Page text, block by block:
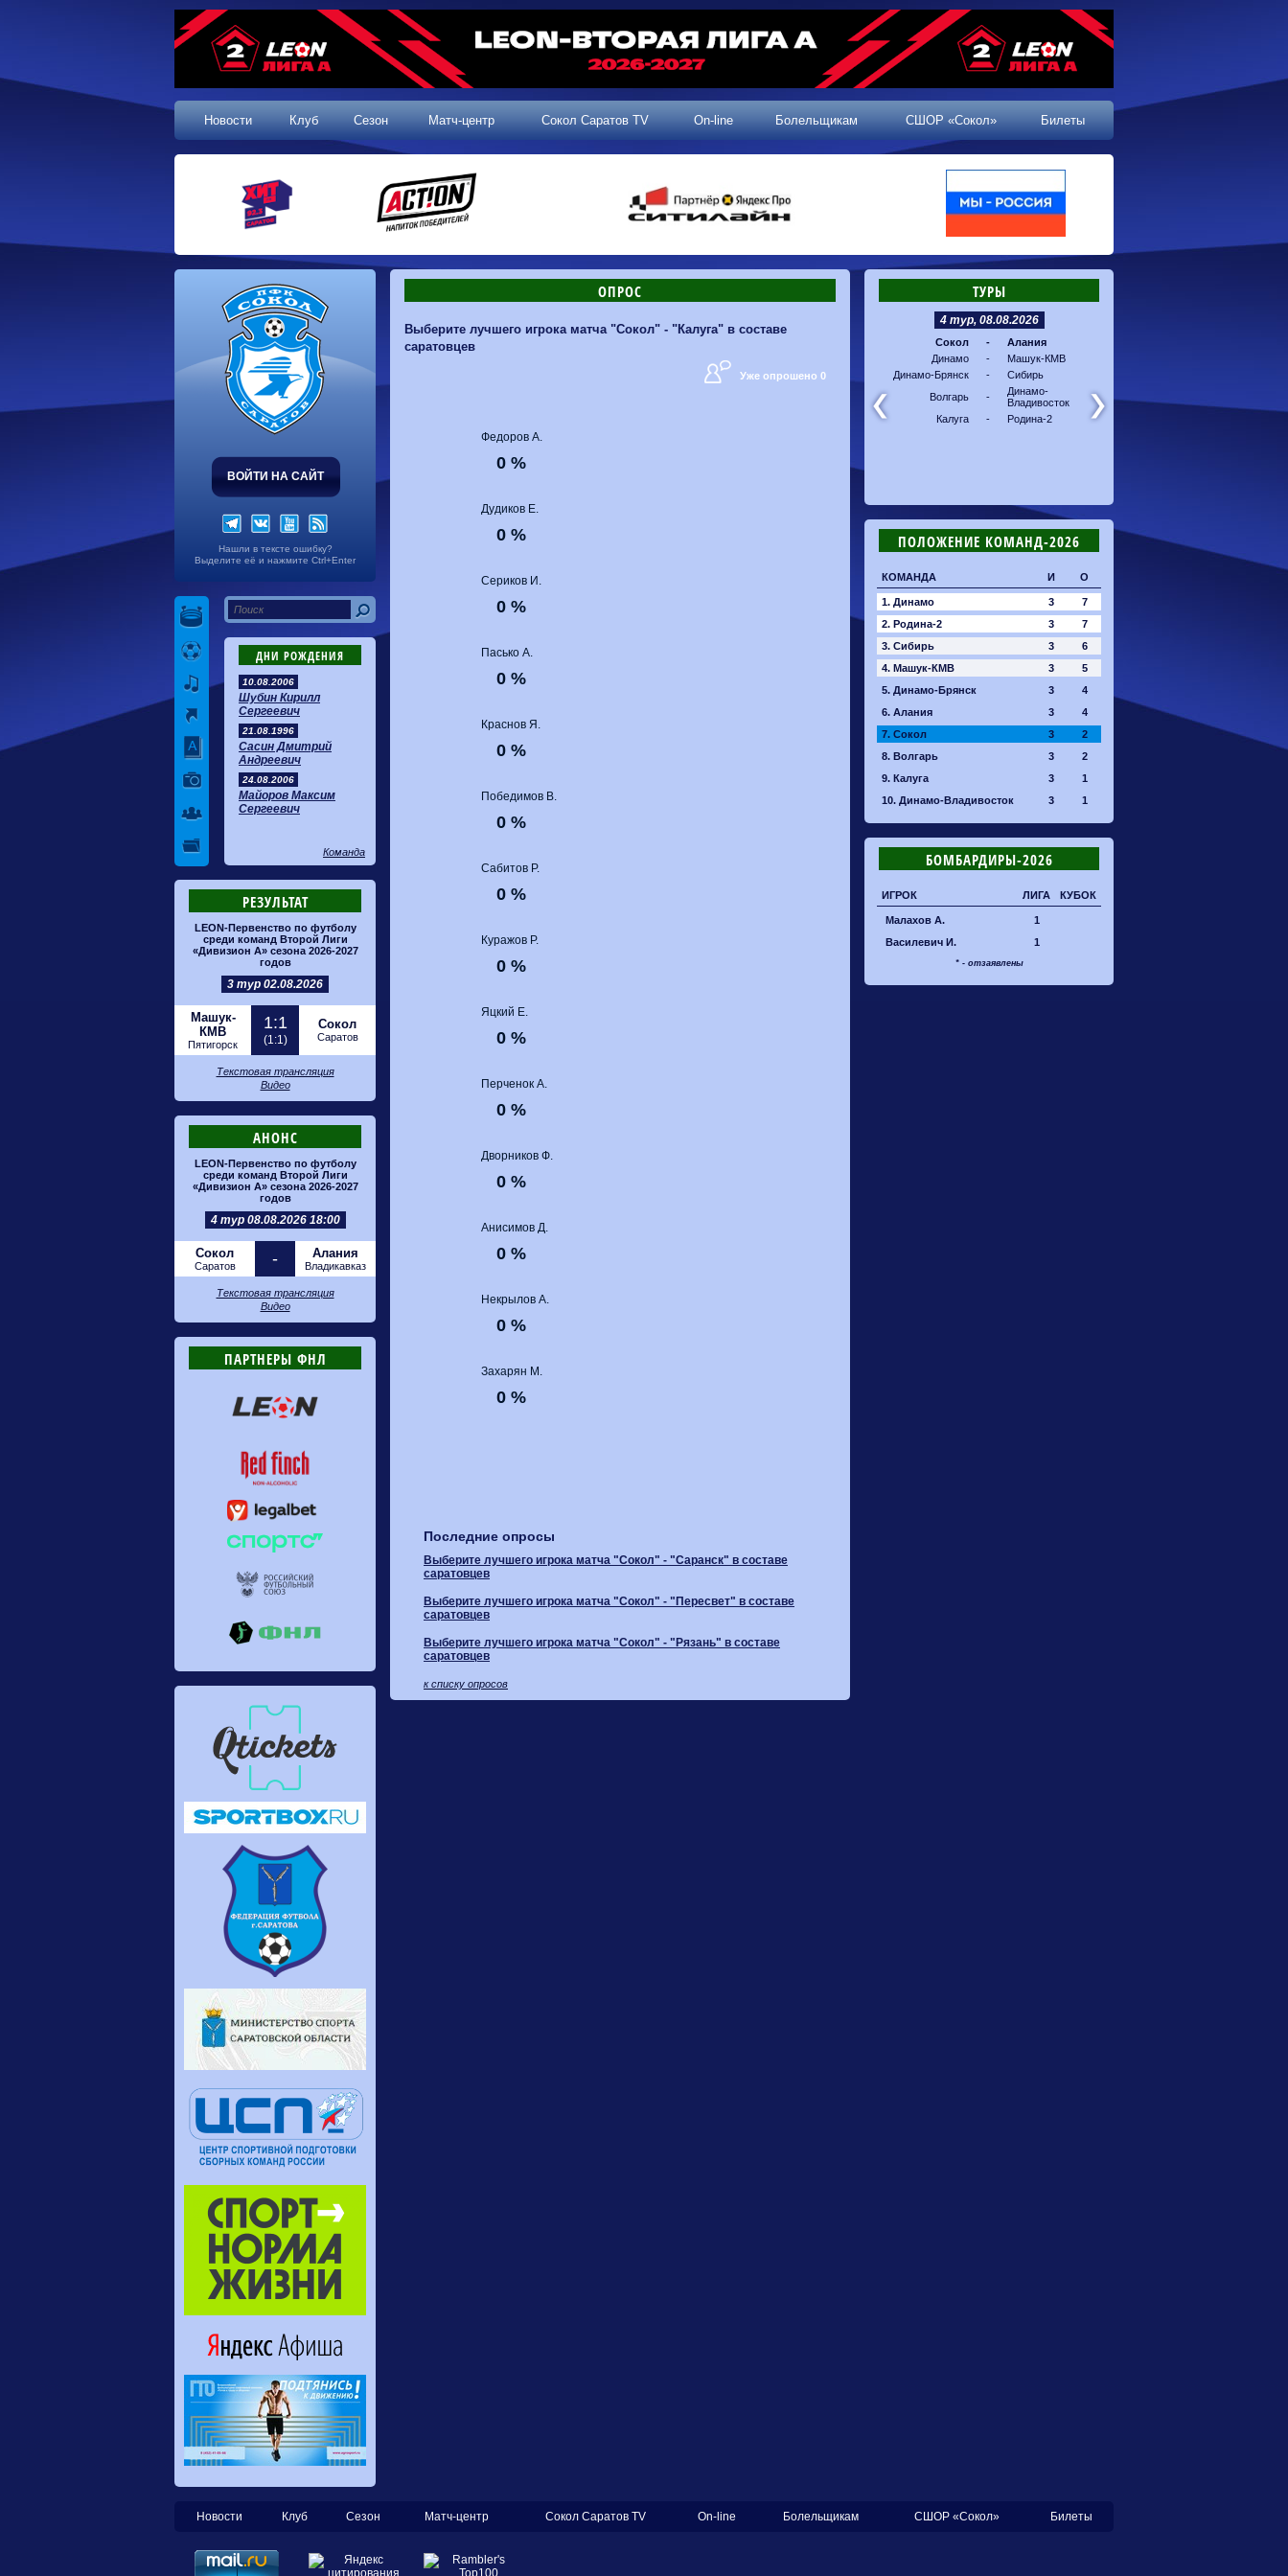
Новости Клуб Сезон Матч-центр Сокол Саратов TV On-line Болельщикам СШОР «Сокол» Билеты
ВОЙТИ НА САЙТ
Нашли в тексте ошибку?
Выделите её и нажмите Ctrl+Enter
ДНИ РОЖДЕНИЯ
10.08.2006
Шубин Кирилл
Сергеевич
21.08.1996
Сасин Дмитрий
Андреевич
24.08.2006
Майоров Максим
Сергеевич
Команда
РЕЗУЛЬТАТ
LEON-Первенство по футболу
среди команд Второй Лиги
«Дивизион А» сезона 2026-2027
годов
3 тур 02.08.2026
Машук-
КМВ
Пятигорск
1:1
(1:1)
Сокол
Саратов
Текстовая трансляция
Видео
АНОНС
LEON-Первенство по футболу
среди команд Второй Лиги
«Дивизион А» сезона 2026-2027
годов
4 тур 08.08.2026 18:00
Сокол
Саратов - Алания
Владикавказ
Текстовая трансляция
Видео
ПАРТНЕРЫ ФНЛ
ОПРОС
Выберите лучшего игрока матча "Сокол" - "Калуга" в составе
саратовцев
Уже опрошено 0
Федоров А.
0 %
Дудиков Е.
0 %
Сериков И.
0 %
Пасько А.
0 %
Краснов Я.
0 %
Победимов В.
0 %
Сабитов Р.
0 %
Куражов Р.
0 %
Яцкий Е.
0 %
Перченок А.
0 %
Дворников Ф.
0 %
Анисимов Д.
0 %
Некрылов А.
0 %
Захарян М.
0 %
Последние опросы
Выберите лучшего игрока матча "Сокол" - "Саранск" в составе
саратовцев
Выберите лучшего игрока матча "Сокол" - "Пересвет" в составе
саратовцев
Выберите лучшего игрока матча "Сокол" - "Рязань" в составе
саратовцев
к списку опросов
ТУРЫ
1 тур, 19.07.2026
1-1
Калуга
Динамо
0-0
Волгарь
0-0
Динамо-Брянск
2-1
Алания
1-2 Сибирь
Родина-2
1-2
Машук-КМВ
0-1 Сибирь
Алания
1-1
Волгарь
4 тур, 08.08.2026
Сокол -
Алания
Динамо
-
Машук-КМВ
Динамо-Брянск
-
Сибирь
Волгарь
-
Динамо-
Владивосток
Калуга
- Родина-2
Сибирь
ПОЛОЖЕНИЕ КОМАНД-2026
КОМАНДА И О
1. Динамо 3
7
2. Родина-2
3
7
3. Сибирь
3
6
4. Машук-КМВ
3
5
5. Динамо-Брянск
3
4
6. Алания
3
4
7. Сокол
3
2
8. Волгарь
3
2
9. Калуга
3
1
10. Динамо-Владивосток
3 1
БОМБАРДИРЫ-2026
ИГРОК ЛИГА КУБОК
Малахов А.
1
Василевич И.
1
* - отзаявлены
Новости Клуб Сезон Матч-центр Сокол Саратов TV On-line Болельщикам СШОР «Сокол» Билеты